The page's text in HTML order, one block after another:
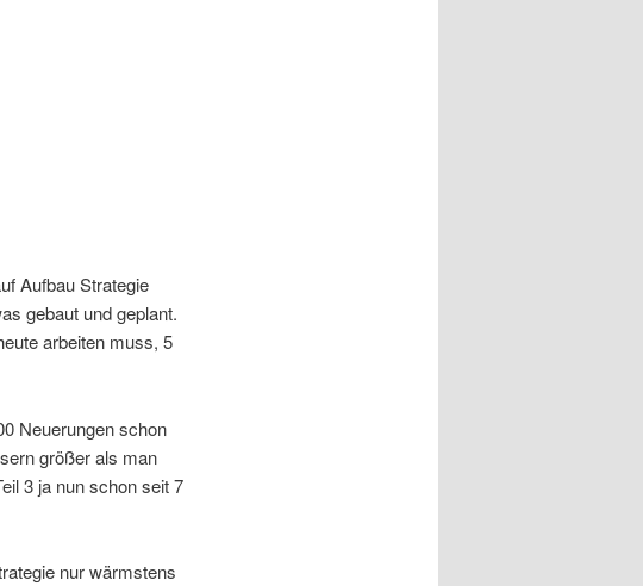
Aufbau Strategie
gebaut und geplant.
arbeiten muss, 5
Neuerungen schon
größer als man
3 ja nun schon seit 7
nur wärmstens